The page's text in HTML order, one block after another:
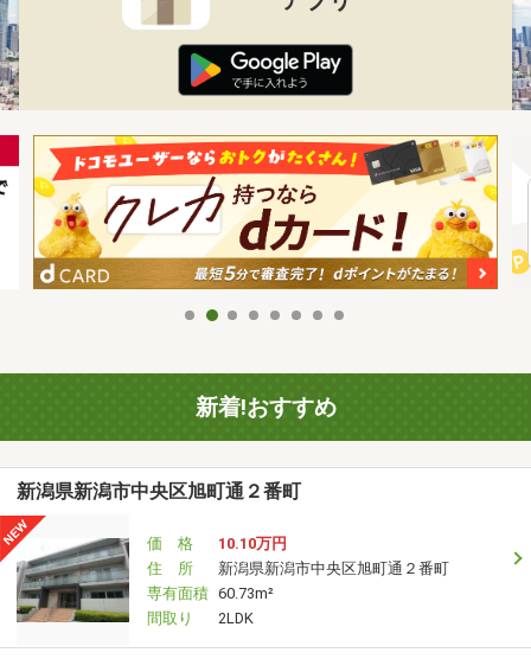
新着!おすすめ
新潟県新潟市中央区旭町通２番町
価 格
10.10万円
住 所
新潟県新潟市中央区旭町通２番町
専有面積 60.73m²
間取り
2LDK